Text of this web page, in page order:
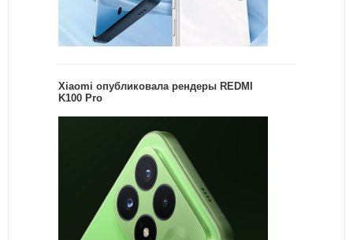
Xiaomi опубликовала рендеры REDMI
K100 Pro